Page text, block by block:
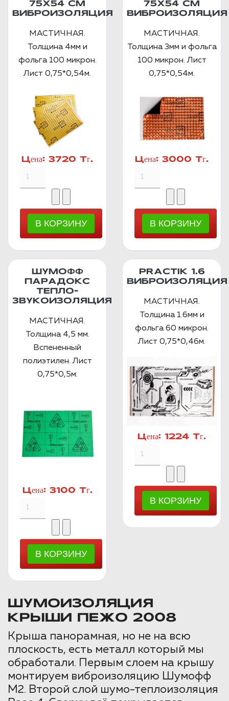
75Х54 СМ
ВИБРОИЗОЛЯЦИЯ
МАСТИЧНАЯ.
Толщина 4мм и
фольга 100 микрон.
Лист 0,75*0,54м.
Цена: 3720 Тг.
75Х54 СМ
ВИБРОИЗОЛЯЦИЯ
МАСТИЧНАЯ.
Толщина 3мм и фольга
100 микрон. Лист
0,75*0,54м.
Цена: 3000 Тг.
ШУМОФФ
ПАРАДОКС
ТЕПЛО-
ЗВУКОИЗОЛЯЦИЯ
МАСТИЧНАЯ.
Толщина 4,5 мм.
Вспененный
полиэтилен. Лист
0,75*0,5м.
Цена: 3100 Тг.
PRACTIK 1.6
ВИБРОИЗОЛЯЦИЯ
МАСТИЧНАЯ.
Толщина 1.6мм и
фольга 60 микрон.
Лист 0,75*0,46м.
Цена: 1224 Тг.
ШУМОИЗОЛЯЦИЯ
КРЫШИ ПЕЖО 2008
Крыша панорамная, но не на всю
плоскость, есть металл который мы
обработали. Первым слоем на крышу
монтируем виброизоляцию Шумофф
М2. Второй слой шумо-теплоизоляция